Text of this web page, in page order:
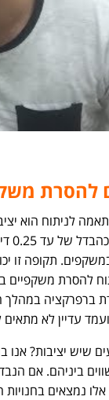
להסרת
לניתוח הוא
תקופה זו
להסרת
עדיין לא מתאים
שיש יציבות?
ביניהם. אם
אלו נמצאים